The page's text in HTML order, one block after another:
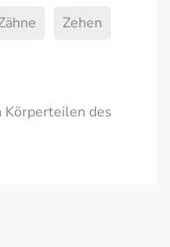
Zehen
Körperteilen des